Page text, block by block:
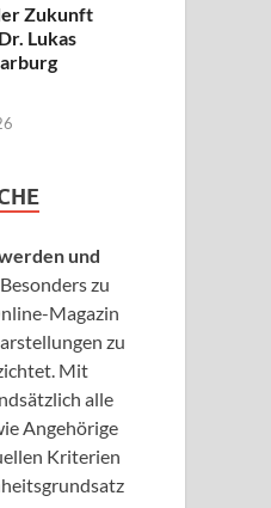
Zukunft
Lukas
und
Besonders zu
Magazin
zu
Mit
alle
Angehörige
Kriterien